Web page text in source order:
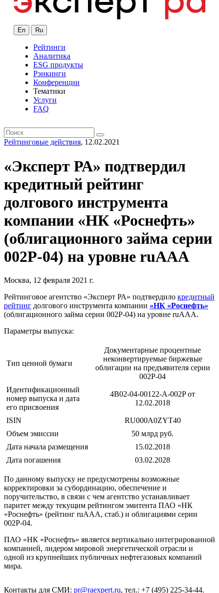
En Ru
Рейтинги
Аналитика
ESG продукты
Рэнкинги
Конференции
Тематики
Услуги
FAQ
Рейтинговые действия, 12.02.2021
«Эксперт РА» подтвердил
кредитный рейтинг
долгового инструмента
компании «НК «Роснефть»
(облигационного займа серии
002Р-04) на уровне ruAAA
Москва, 12 февраля 2021 г.
Рейтинговое агентство «Эксперт РА» подтвердило кредитный
рейтинг долгового инструмента компании «НК «Роснефть»
(облигационного займа серии 002Р-04) на уровне ruAAA.
Параметры выпуска:
Тип ценной бумаги
Документарные процентные
неконвертируемые биржевые
облигации на предъявителя серии
002Р-04
Идентификационный
номер выпуска и дата
его присвоения
4B02-04-00122-A-002P от
12.02.2018
ISIN
RU000A0ZYT40
Объем эмиссии
50 млрд руб.
Дата начала размещения
15.02.2018
Дата погашения
03.02.2028
По данному выпуску не предусмотрены возможные
корректировки за субординацию, обеспечение и
поручительство, в связи с чем агентство устанавливает
паритет между текущим рейтингом эмитента ПАО «НК
«Роснефть» (рейтинг ruAAA, стаб.) и облигациями серии
002Р-04.
ПАО «НК «Роснефть» является вертикально интегрированной
компанией, лидером мировой энергетической отрасли и
одной из крупнейших публичных нефтегазовых компаний
мира.
Контакты для СМИ: pr@raexpert.ru, тел.: +7 (495) 225-34-44.